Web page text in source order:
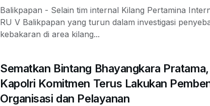
Balikpapan - Selain tim internal Kilang Pertamina
RU V Balikpapan yang turun dalam investigasi
kebakaran di area kilang...
Sematkan Bintang Bhayangkara Pratama,
Kapolri Komitmen Terus Lakukan
Organisasi dan Pelayanan